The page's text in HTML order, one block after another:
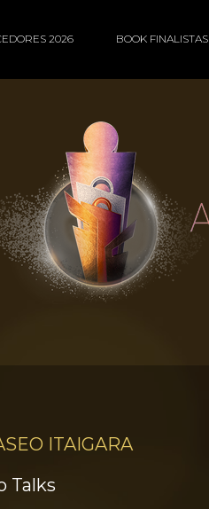
2026 BOOK FINALISTAS
ITAIGARA
Talks